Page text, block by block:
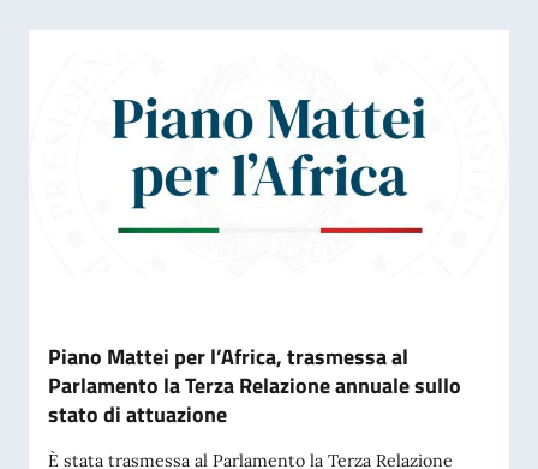
Piano Mattei per l’Africa, trasmessa al
Parlamento la Terza Relazione annuale sullo
stato di attuazione
È stata trasmessa al Parlamento la Terza Relazione